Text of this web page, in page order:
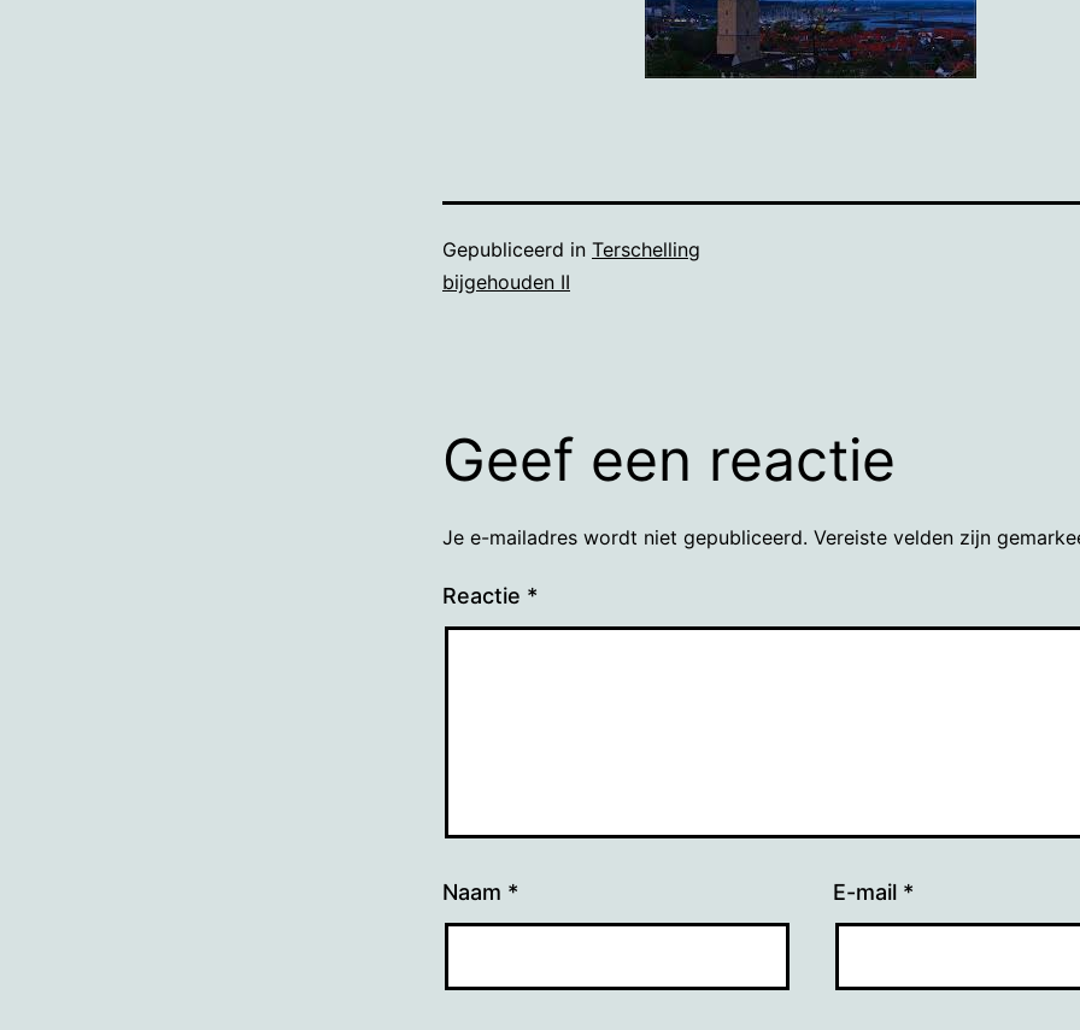
Gepubliceerd in Terschelling
bijgehouden II
Geef een reactie
Je e-mailadres wordt niet gepubliceerd. Vereiste velden zijn
Reactie *
Naam * E-mail *